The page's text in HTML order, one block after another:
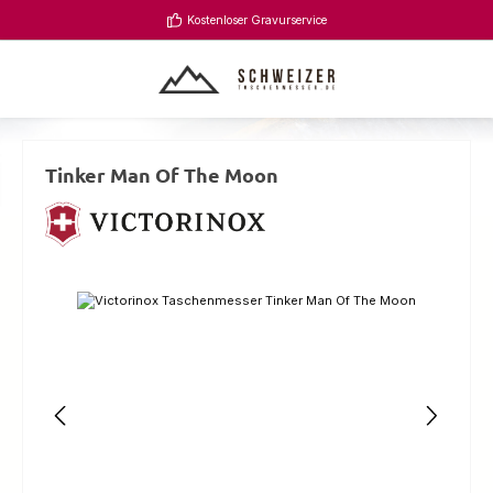
Kostenloser Gravurservice
Tinker Man Of The Moon
Bildergalerie überspringen